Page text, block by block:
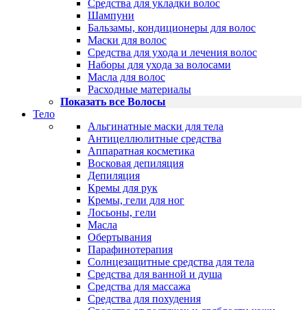
Средства для укладки волос
Шампуни
Бальзамы, кондиционеры для волос
Маски для волос
Средства для ухода и лечения волос
Наборы для ухода за волосами
Масла для волос
Расходные материалы
Показать все Волосы
Тело
Альгинатные маски для тела
Антицеллюлитные средства
Аппаратная косметика
Восковая депиляция
Депиляция
Кремы для рук
Кремы, гели для ног
Лосьоны, гели
Масла
Обертывания
Парафинотерапия
Солнцезащитные средства для тела
Средства для ванной и душа
Средства для массажа
Средства для похудения